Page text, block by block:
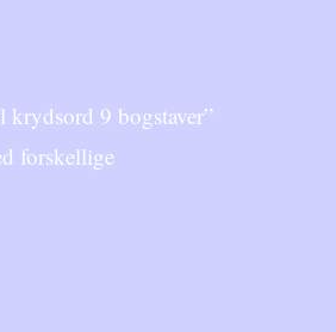
9 bogstaver”
forskellige